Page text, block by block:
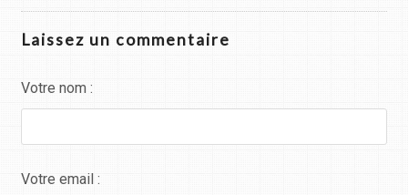
Laissez un commentaire
Votre nom :
Votre email :